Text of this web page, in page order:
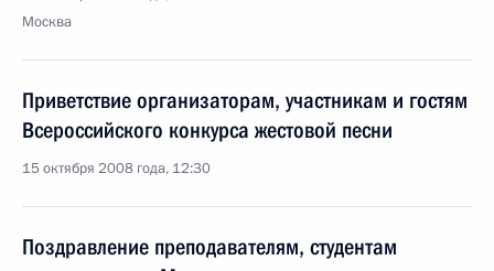
Москва
Приветствие организаторам, участникам и гостям
Всероссийского конкурса жестовой песни
15 октября 2008 года, 12:30
Поздравление преподавателям, студентам